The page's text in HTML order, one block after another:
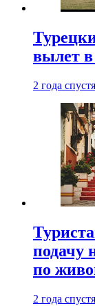
вылет
2 года спустя
подачу
по
2 года спустя